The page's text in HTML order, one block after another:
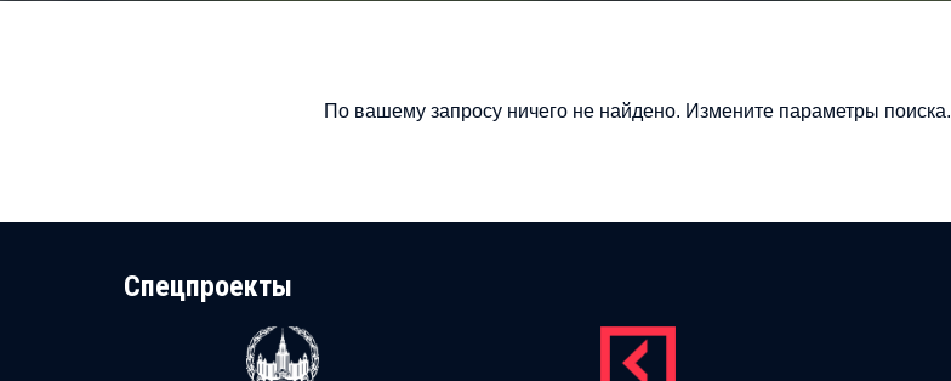
По вашему запросу ничего не найдено. Измените параметры поиска.
Cпецпроекты